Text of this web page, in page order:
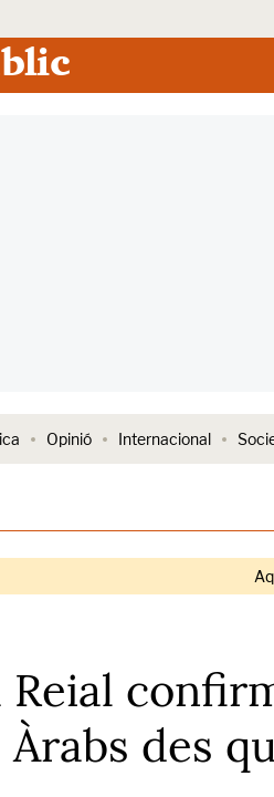
Opinió Internacional
Reial
des